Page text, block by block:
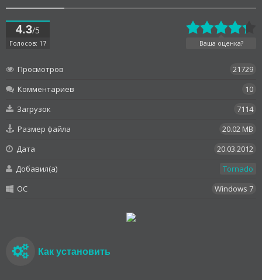
4.3/5
Голосов: 17 Ваша оценка?
Просмотров
21729
Комментариев
10
Загрузок
7114
Размер файла
20.02 MB
Дата
20.03.2012
Добавил(а)
Tornado
OC
Windows 7
Как установить